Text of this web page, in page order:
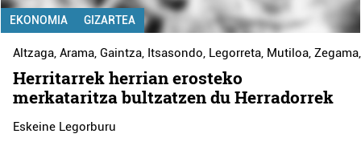
EKONOMIA GIZARTEA
Altzaga,Arama,Gaintza, Itsasondo, Legorreta, Mutiloa,Zegama
Herritarrek herrian erosteko
merkataritza bultzatzen du Herradorrek
Eskeine Legorburu